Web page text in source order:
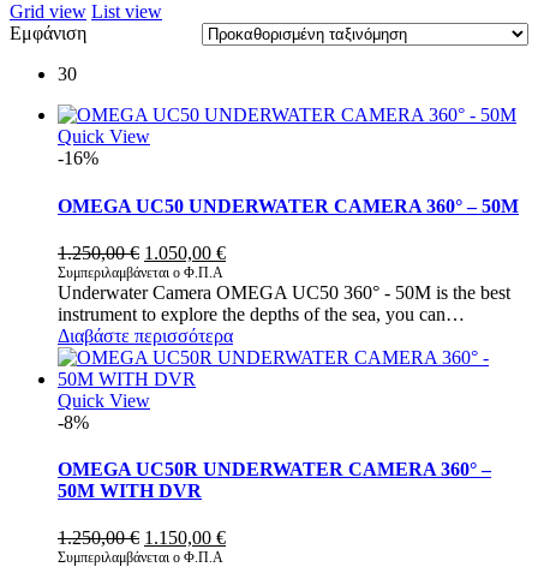
Grid view List view
Εμφάνιση
30
Quick View
-16%
OMEGA UC50 UNDERWATER CAMERA 360° – 50M
1.250,00€ Original
price
was:
1.250,00 €.
1.050,00 €Η
τιμή
είναι:
1.050,00 €.
Συμπεριλαμβάνεται ο Φ.Π.Α
Underwater Camera OMEGA UC50 360° - 50M is the best
instrument to explore the depths of the sea, you can…
Διαβάστε περισσότερα
Quick View
-8%
OMEGA UC50R UNDERWATER CAMERA 360° –
50M WITH DVR
1.250,00€ Original
price
1.150,00 €Η
Συμπεριλαμβάνεται ο Φ.Π.Α